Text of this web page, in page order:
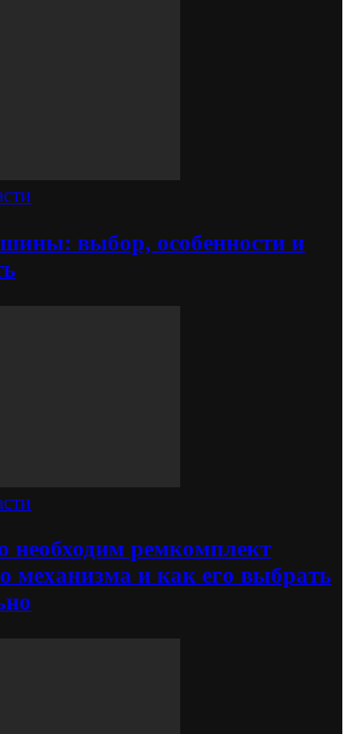
выбор, особенности и
необходим ремкомплект
механизма и как его выбрать